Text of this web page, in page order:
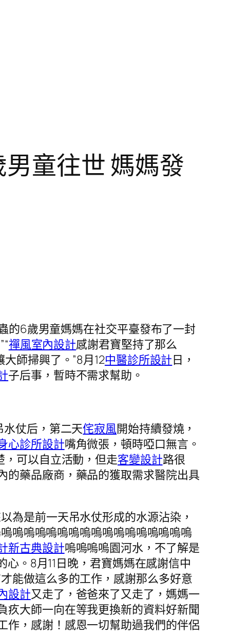
童往世 媽媽發
的6歲男童媽媽在社交平臺發布了一封
禪風室內設計感謝君寶堅持了那么
師掃興了。”8月12中醫診所設計日，
子后事，暫時不需求幫助。
水仗后，第二天侘寂風開始持續發燒，
心診所設計嘴角微張，頓時啞口無言。
可以自立活動，但走客變設計路很
的藥品廠商，藥品的獲取需求醫院出具
為是前一天吊水仗形成的水源沾染，
嗚嗚嗚嗚嗚嗚嗚嗚嗚嗚嗚嗚嗚嗚嗚嗚
新古典設計嗚嗚嗚嗚園河水，不了解是
。8月11日晚，君寶媽媽在感謝信中
能做這么多的工作，感謝那么多好意
設計又走了，爸爸來了又走了，媽媽一
疚大師一向在等我更換新的資料好新聞
作，感謝！感恩一切幫助過我們的伴侶